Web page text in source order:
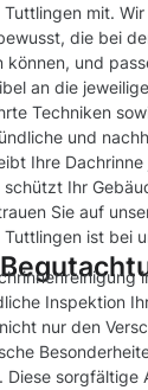
mit.
die bei
können, und
an die
Techniken
und
Ihre
Ihr
Sie auf
ist bei
Inspektion
nur den
Diese sorgfältige